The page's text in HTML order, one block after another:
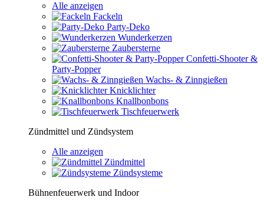
Alle anzeigen
Fackeln
Party-Deko
Wunderkerzen
Zaubersterne
Confetti-Shooter &
Party-Popper
Wachs- & Zinngießen
Knicklichter
Knallbonbons
Tischfeuerwerk
Zündmittel und Zündsystem
Alle anzeigen
Zündmittel
Zündsysteme
Bühnenfeuerwerk und Indoor